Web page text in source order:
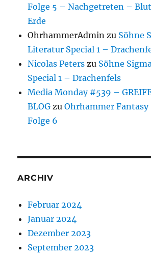
Folge 5 – Nachgetreten –
Erde
OhrhammerAdmin zu Söhne
Literatur Special 1 –
Nicolas Peters zu Söhne
Special 1 – Drachenfels
Media Monday #539 –
BLOG zuOhrhammer Fantasy
Folge 6
ARCHIV
Februar 2024
Januar 2024
Dezember 2023
September 2023